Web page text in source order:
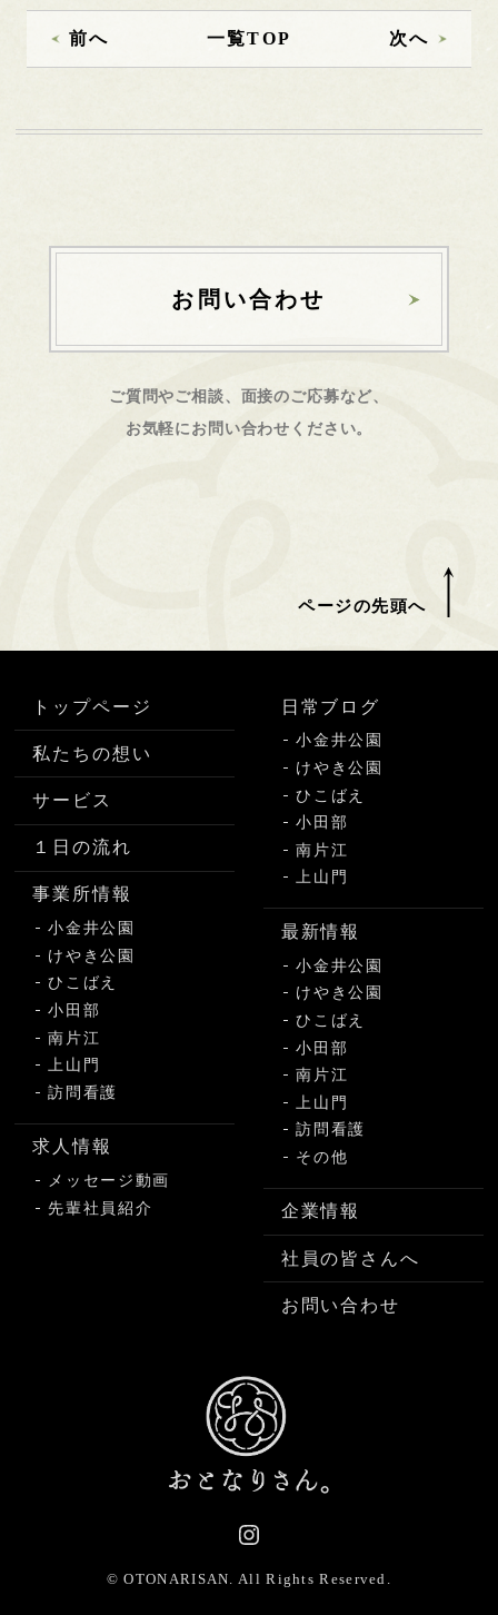
前へ 一覧TOP 次へ
お問い合わせ
ご質問やご相談、面接のご応募など、
お気軽にお問い合わせください。
ページの先頭へ
トップページ
私たちの想い
サービス
１日の流れ
事業所情報
小金井公園
けやき公園
ひこばえ
小田部
南片江
上山門
訪問看護
求人情報
メッセージ動画
先輩社員紹介
日常ブログ
小金井公園
けやき公園
ひこばえ
小田部
南片江
上山門
最新情報
小金井公園
けやき公園
ひこばえ
小田部
南片江
上山門
訪問看護
その他
企業情報
社員の皆さんへ
お問い合わせ
© OTONARISAN. All Rights Reserved.